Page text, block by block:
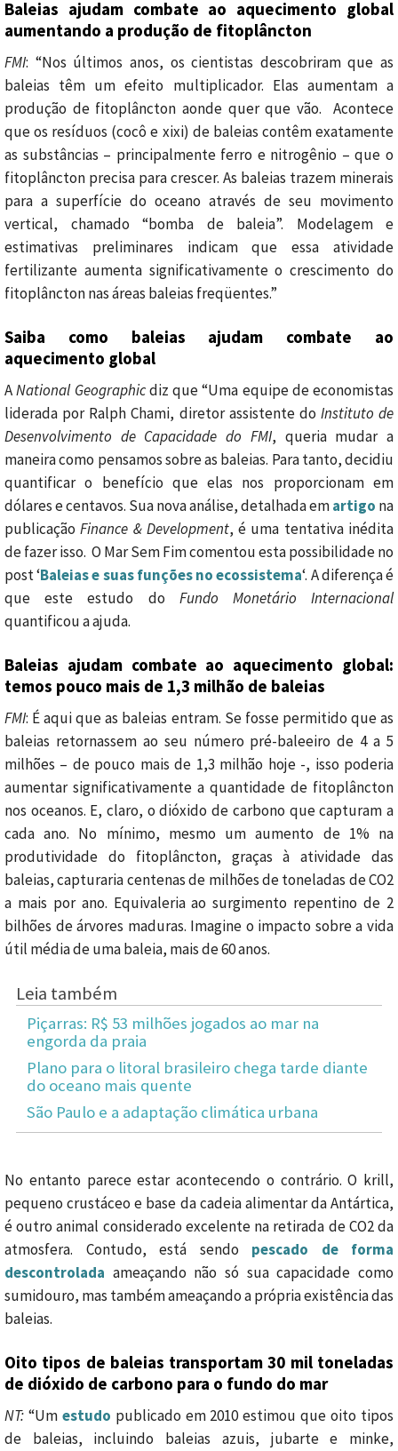
Baleias ajudam combate ao aquecimento global
aumentando a produção de fitoplâncton
FMI: “Nos últimos anos, os cientistas descobriram que as
baleias têm um efeito multiplicador. Elas aumentam a
produção de fitoplâncton aonde quer que vão. Acontece
que os resíduos (cocô e xixi) de baleias contêm exatamente
as substâncias – principalmente ferro e nitrogênio – que o
fitoplâncton precisa para crescer. As baleias trazem minerais
para a superfície do oceano através de seu movimento
vertical, chamado “bomba de baleia”. Modelagem e
estimativas preliminares indicam que essa atividade
fertilizante aumenta significativamente o crescimento do
fitoplâncton nas áreas baleias freqüentes.”
Saiba como baleias ajudam combate ao
aquecimento global
ANational Geographicdiz que “Uma equipe de economistas
liderada por Ralph Chami, diretor assistente do Instituto de
Desenvolvimento de Capacidade do FMI, queria mudar a
maneira como pensamos sobre as baleias. Para tanto, decidiu
quantificar o benefício que elas nos proporcionam em
dólares e centavos. Sua nova análise, detalhada emartigo na
publicaçãoFinance & Development, é uma tentativa inédita
de fazer isso. O Mar Sem Fim comentou esta possibilidade no
post ‘Baleias e suas funções no ecossistema‘. A diferença é
que este estudo do Fundo Monetário Internacional
quantificou a ajuda.
Baleias ajudam combate ao aquecimento global:
temos pouco mais de 1,3 milhão de baleias
FMI: É aqui que as baleias entram. Se fosse permitido que as
baleias retornassem ao seu número pré-baleeiro de 4 a 5
milhões – de pouco mais de 1,3 milhão hoje -, isso poderia
aumentar significativamente a quantidade de fitoplâncton
nos oceanos. E, claro, o dióxido de carbono que capturam a
cada ano. No mínimo, mesmo um aumento de 1% na
produtividade do fitoplâncton, graças à atividade das
baleias, capturaria centenas de milhões de toneladas de CO2
a mais por ano. Equivaleria ao surgimento repentino de 2
bilhões de árvores maduras. Imagine o impacto sobre a vida
útil média de uma baleia, mais de 60 anos.
Leia também
Piçarras: R$ 53 milhões jogados ao mar na
engorda da praia
Plano para o litoral brasileiro chega tarde diante
do oceano mais quente
São Paulo e a adaptação climática urbana
No entanto parece estar acontecendo o contrário. O krill,
pequeno crustáceo e base da cadeia alimentar da Antártica,
é outro animal considerado excelente na retirada de CO2 da
atmosfera. Contudo, está sendo pescado de forma
descontrolada ameaçando não só sua capacidade como
sumidouro, mas também ameaçando a própria existência das
baleias.
Oito tipos de baleias transportam 30 mil toneladas
de dióxido de carbono para o fundo do mar
NT: “Um estudo publicado em 2010 estimou que oito tipos
de baleias, incluindo baleias azuis, jubarte e minke,